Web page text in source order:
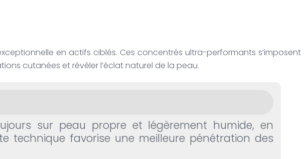
en actifs ciblés. Ces concentrés ultra-performants s’imposent
cutanées et révéler l’éclat naturel de la peau.
sur peau propre et légèrement humide, en
technique favorise une meilleure pénétration des